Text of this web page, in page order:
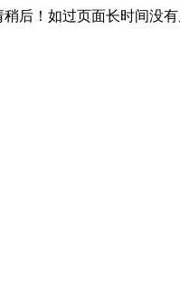
后！如过页面长时间没